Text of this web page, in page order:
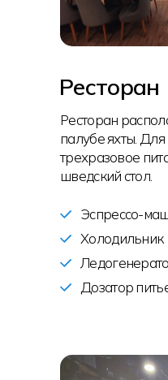
Ресторан
Эспрессо-
Ресторан
палубе яхты.
трехразовое
шведский стол.
Холодильник
Дозатор